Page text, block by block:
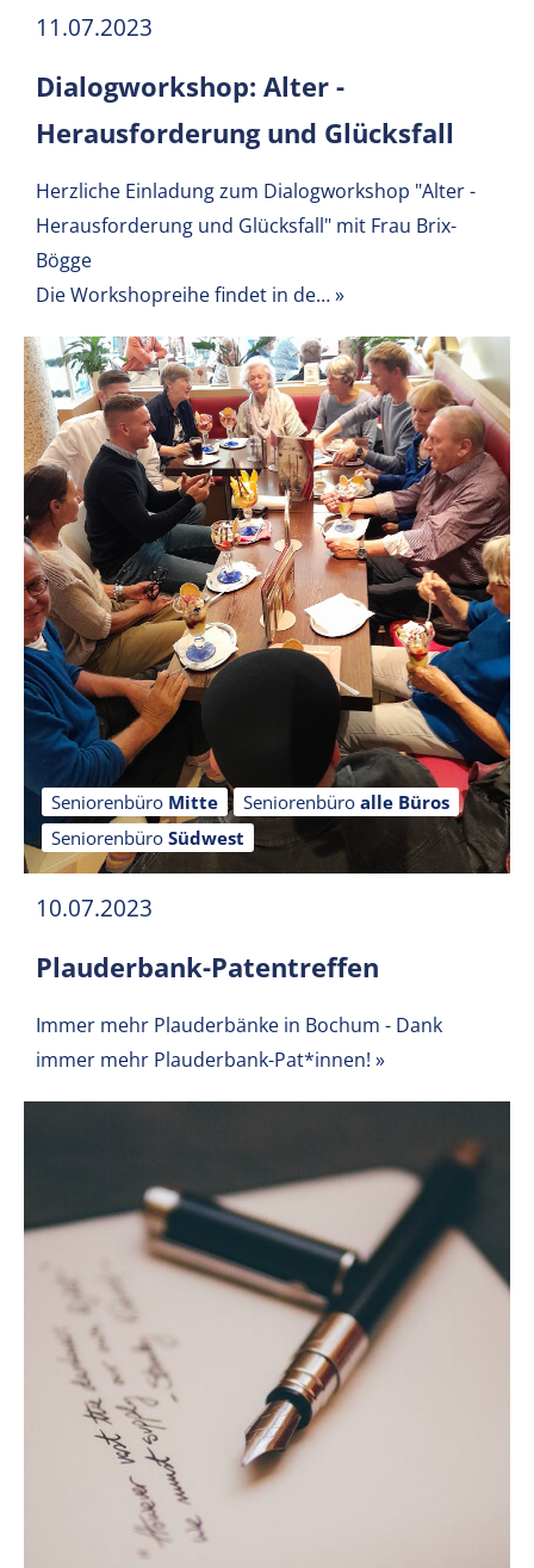
11.07.2023
Dialogworkshop: Alter -
Herausforderung und Glücksfall
Herzliche Einladung zum Dialogworkshop "Alter -
Herausforderung und Glücksfall" mit Frau Brix-
Bögge
Die Workshopreihe findet in de…»
Seniorenbüro Mitte Seniorenbüro alle Büros
Seniorenbüro Südwest
10.07.2023
Plauderbank-Patentreffen
Immer mehr Plauderbänke in Bochum - Dank
immer mehr Plauderbank-Pat*innen! »